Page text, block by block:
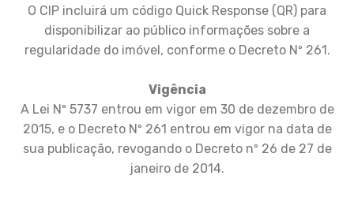
O CIP incluirá um código Quick Response (QR) para
disponibilizar ao público informações sobre a
regularidade do imóvel, conforme o Decreto Nº 261.
Vigência
A Lei Nº 5737 entrou em vigor em 30 de dezembro de
2015, e o Decreto Nº 261 entrou em vigor na data de
sua publicação, revogando o Decreto nº 26 de 27 de
janeiro de 2014.